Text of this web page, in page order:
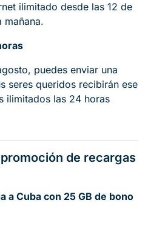
ilimitado desde las 12 de
mañana.
puedes enviar una
seres queridos recibirán ese
ilimitados las 24 horas
de recargas
a Cuba con 25 GB de bono